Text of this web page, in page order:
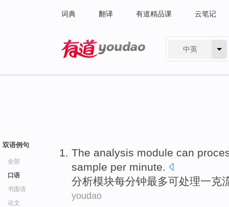
词典 翻译 有道精品课 云笔记
中英
双语例句
全部
口语
书面语
论文
The analysis module can
sample per minute.
分析模块每分钟最多可处理一克
youdao